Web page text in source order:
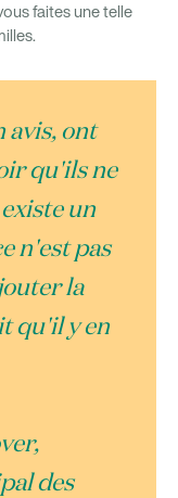
faites une telle
avis, ont
qu'ils ne
un
n'est pas
la
qu'il y en
des